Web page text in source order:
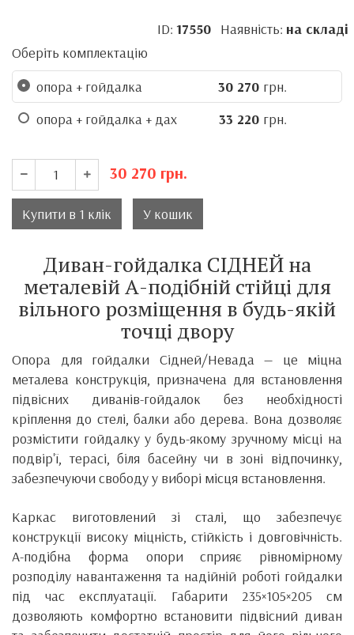
ID: 17550Наявність: на складі
Оберіть комплектацію
опора + гойдалка
30 270 грн.
опора + гойдалка + дах
33 220 грн.
30 270 грн.
Купити в 1 клік У кошик
Диван-гойдалка СІДНЕЙ на
металевій А-подібній стійці для
вільного розміщення в будь-якій
точці двору
Опора для гойдалки Сідней/Невада — це міцна
металева конструкція, призначена для встановлення
підвісних диванів-гойдалок без необхідності
кріплення до стелі, балки або дерева. Вона дозволяє
розмістити гойдалку у будь-якому зручному місці на
подвір'ї, терасі, біля басейну чи в зоні відпочинку,
забезпечуючи свободу у виборі місця встановлення.
Каркас виготовлений зі сталі, що забезпечує
конструкції високу міцність, стійкість і довговічність.
А-подібна форма опори сприяє рівномірному
розподілу навантаження та надійній роботі гойдалки
під час експлуатації. Габарити 235×105×205 см
дозволяють комфортно встановити підвісний диван